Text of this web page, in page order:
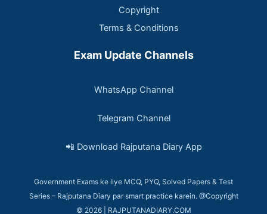
Copyright
Terms & Conditions
Exam Update Channels
WhatsApp Channel
Telegram Channel
📲 Download Rajputana Diary App
Government Exams ke liye MCQ, PYQ, Solved Papers & Test
Series – Rajputana Diary par smart practice karein. @Copyright
© 2026 | RAJPUTANADIARY.COM